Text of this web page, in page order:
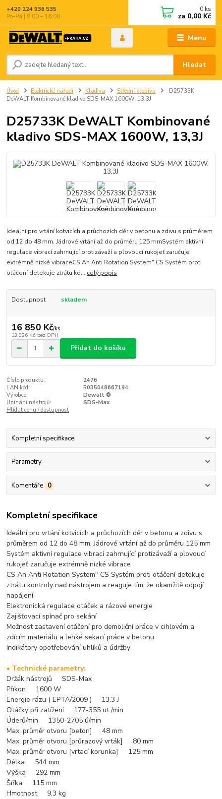
Menu
Hledat
+420 224 936 535
Po–Pá | 9:00 – 16:00
0 ks
za 0,00 Kč
Úvod Elektrické nářadí Kladiva Střední kladiva
D25733K
DeWALT Kombinované kladivo SDS-MAX 1600W, 13,3J
D25733K DeWALT Kombinované
kladivo SDS-MAX 1600W, 13,3J
Ideální pro vrtání kotvicích a průchozích děr v betonu a zdivu s průměrem
od 12 do 48 mm. Jádrové vrtání až do průměru 125 mmSystém aktivní
regulace vibrací zahrnující protizávaží a plovoucí rukojeť zaručuje
extrémně nízké vibraceCS An Anti Rotation System" CS Systém proti
otáčení detekuje ztrátu ko... celý popis
Dostupnost skladem
16 850 Kč/ks
13 926 Kč bez DPH
Přidat do košíku
Číslo produktu:
2476
EAN kód:
5035048667194
Výrobce:
Dewalt ®
Upínání nástrojů:
SDS-Max
Hlídat cenu / dostupnost
Kompletní specifikace
Parametry
Komentáře 0
Kompletní specifikace
Ideální pro vrtání kotvicích a průchozích děr v betonu a zdivu s
průměrem od 12 do 48 mm. Jádrové vrtání až do průměru 125 mm
Systém aktivní regulace vibrací zahrnující protizávaží a plovoucí
rukojeť zaručuje extrémně nízké vibrace
CS An Anti Rotation System" CS Systém proti otáčení detekuje
ztrátu kontroly nad nástrojem a reaguje tím, že okamžitě odpojí
napájení
Elektronická regulace otáček a rázové energie
Zajišťovací spínač pro sekání
Možnost zastavení otáčení pro demoliční práce v cihlovém a
zdícím materiálu a lehké sekací práce v betonu
Indikátory opotřebování uhlíků a údržby
• Technické parametry:
Držák nástrojů SDS-Max
Příkon 1600 W
Energie rázu ( EPTA/2009 ) 13,3 J
Otáčky při zatížení 177-355 ot./min
Úderů/min 1350-2705 ú/min
Max. průměr otvoru [beton] 48 mm
Max. průměr otvoru [průrazový vrták] 80 mm
Max. průměr otvoru [vrtací korunka] 125 mm
Délka 544 mm
Výška 292 mm
Šířka 115 mm
Hmotnost 9,3 kg